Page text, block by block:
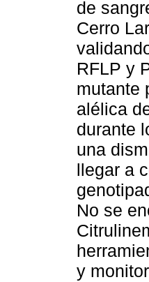
de
Cerro
RFLP y
mutante
alélica
durante
una
llegar a
No se
y